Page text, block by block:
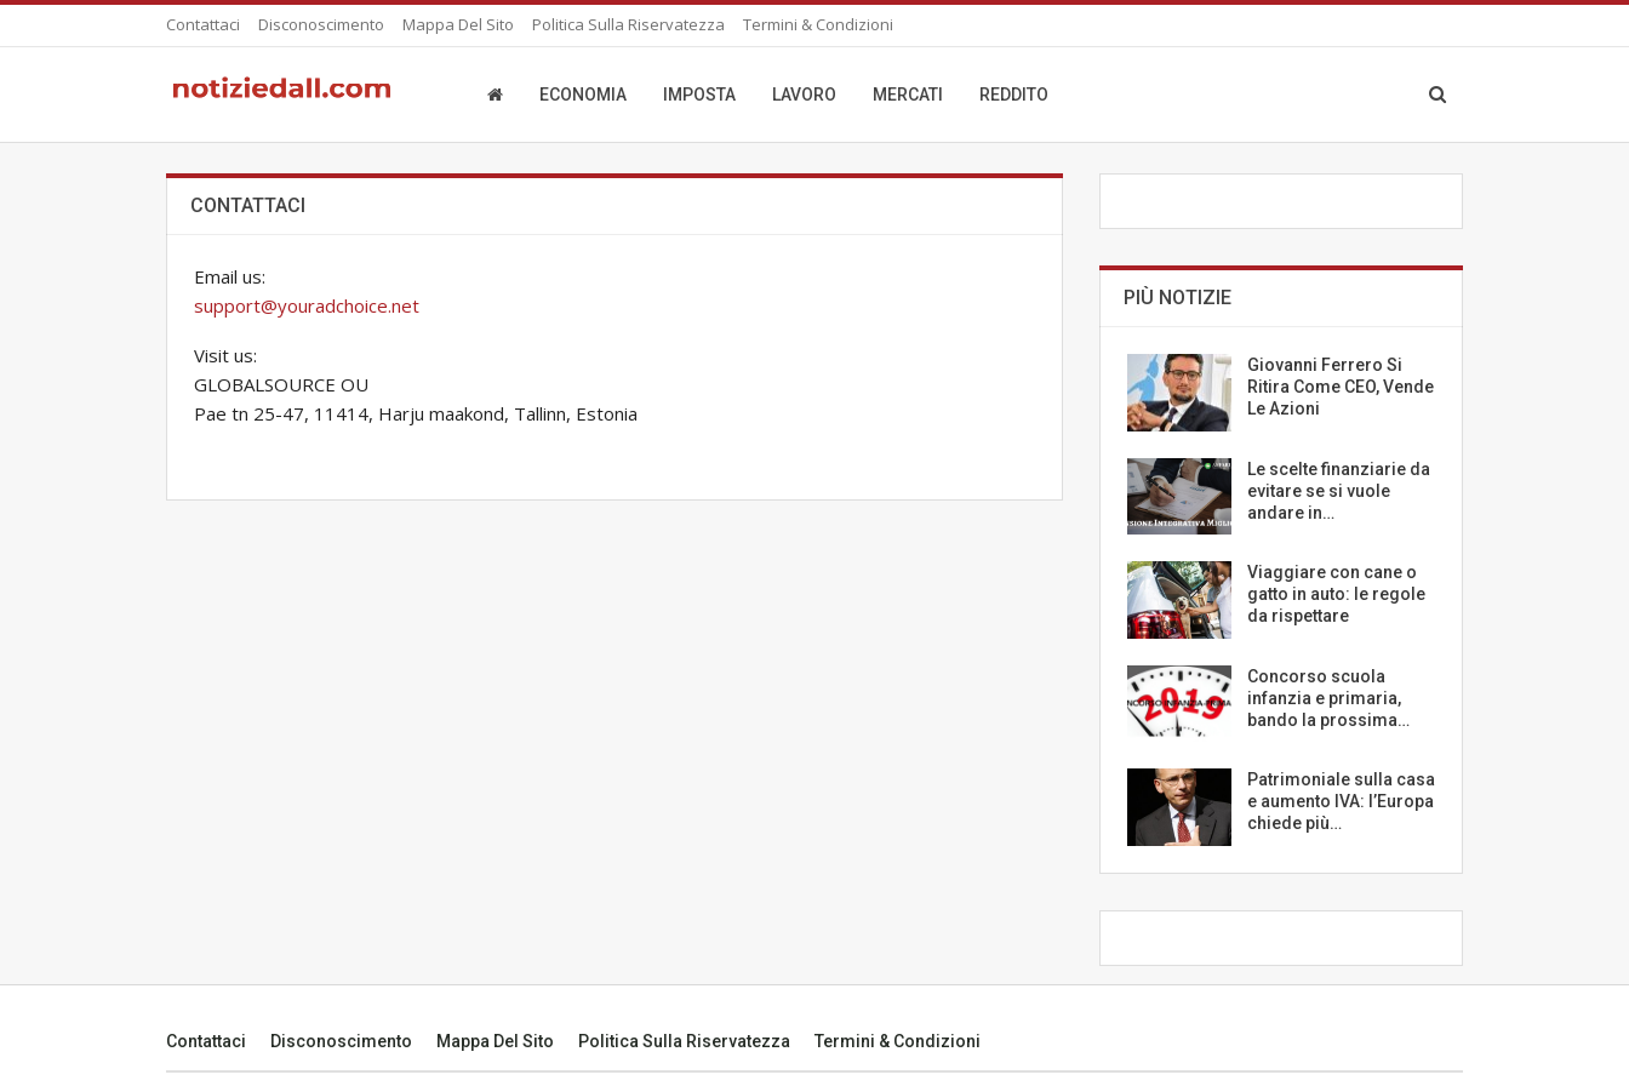
Contattaci Disconoscimento Mappa Del Sito Politica Sulla Riservatezza Termini & Condizioni
ECONOMIA IMPOSTA LAVORO MERCATI REDDITO
CONTATTACI
Email us:
support@youradchoice.net
Visit us:
GLOBALSOURCE OU
Pae tn 25-47, 11414, Harju maakond, Tallinn, Estonia
PIÙ NOTIZIE
Giovanni Ferrero Si
Ritira Come CEO, Vende
Le Azioni
Le scelte finanziarie da
evitare se si vuole
andare in…
Viaggiare con cane o
gatto in auto: le regole
da rispettare
Concorso scuola
infanzia e primaria,
bando la prossima…
Patrimoniale sulla casa
e aumento IVA: l’Europa
chiede più…
Contattaci Disconoscimento Mappa Del Sito Politica Sulla Riservatezza Termini & Condizioni